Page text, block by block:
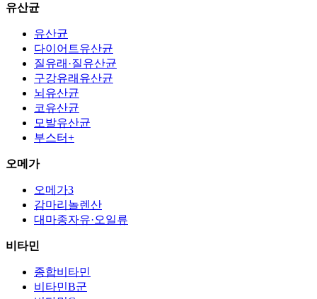
유산균
유산균
다이어트유산균
질유래·질유산균
구강유래유산균
뇌유산균
코유산균
모발유산균
부스터+
오메가
오메가3
감마리놀렌산
대마종자유·오일류
비타민
종합비타민
비타민B군